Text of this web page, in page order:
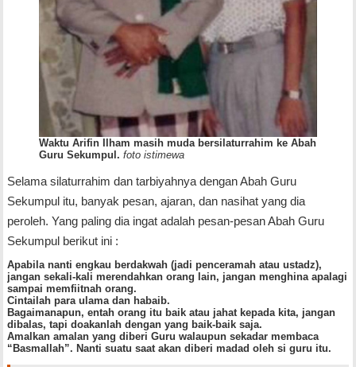
Waktu Arifin Ilham masih muda bersilaturrahim ke Abah
Guru Sekumpul. foto istimewa
Selama silaturrahim dan tarbiyahnya dengan Abah Guru
Sekumpul itu, banyak pesan, ajaran, dan nasihat yang dia
peroleh. Yang paling dia ingat adalah pesan-pesan Abah Guru
Sekumpul berikut ini :
Apabila nanti engkau berdakwah (jadi penceramah atau ustadz),
jangan sekali-kali merendahkan orang lain, jangan menghina apalagi
sampai memfiitnah orang.
Cintailah para ulama dan habaib.
Bagaimanapun, entah orang itu baik atau jahat kepada kita, jangan
dibalas, tapi doakanlah dengan yang baik-baik saja.
Amalkan amalan yang diberi Guru walaupun sekadar membaca
“Basmallah”. Nanti suatu saat akan diberi madad oleh si guru itu.